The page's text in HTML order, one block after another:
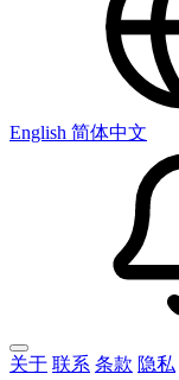
English 简体中文
关于 联系 条款 隐私